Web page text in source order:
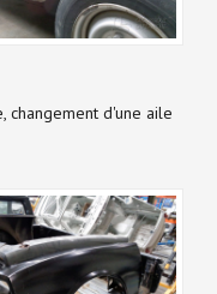
changement d'une aile